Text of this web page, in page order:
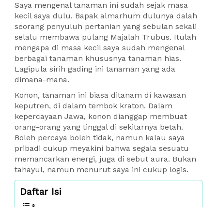
Saya mengenal tanaman ini sudah sejak masa
kecil saya dulu. Bapak almarhum dulunya dalah
seorang penyuluh pertanian yang sebulan sekali
selalu membawa pulang Majalah Trubus. Itulah
mengapa di masa kecil saya sudah mengenal
berbagai tanaman khususnya tanaman hias.
Lagipula sirih gading ini tanaman yang ada
dimana-mana.
Konon, tanaman ini biasa ditanam di kawasan
keputren, di dalam tembok kraton. Dalam
kepercayaan Jawa, konon dianggap membuat
orang-orang yang tinggal di sekitarnya betah.
Boleh percaya boleh tidak, namun kalau saya
pribadi cukup meyakini bahwa segala sesuatu
memancarkan energi, juga di sebut aura. Bukan
tahayul, namun menurut saya ini cukup logis.
Daftar Isi